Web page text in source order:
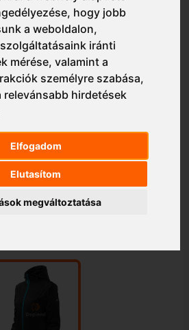
, hogy jobb
a weboldalon,
iránti
mérése, valamint a
személyre szabása,
relevánsabb hirdetések
Elfogadom
Elutasítom
megváltoztatása